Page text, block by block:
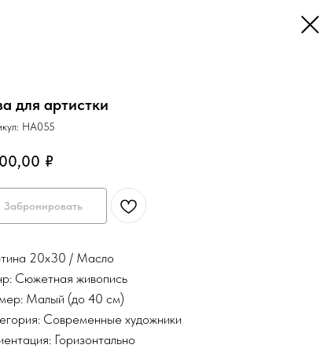
для артистки
НА055
₽
Забронировать
20х30 / Масло
Сюжетная живопись
Малый (до 40 см)
Современные художники
Горизонтально